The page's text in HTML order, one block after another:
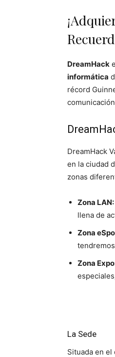
DreamHack
informática
récord
DreamHack
en la ciudad
zonas
Zona LAN:
llena de
Zona
Zona
La Sede
Situada en